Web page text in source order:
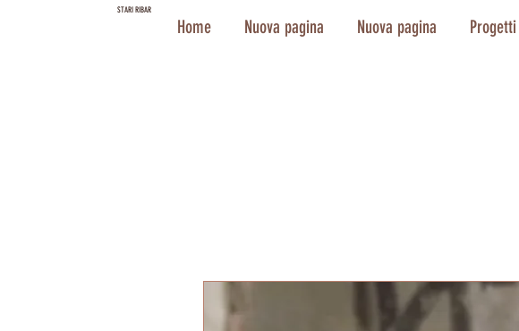
STARI RIBAR
Home Nuova pagina Nuova pagina Progetti